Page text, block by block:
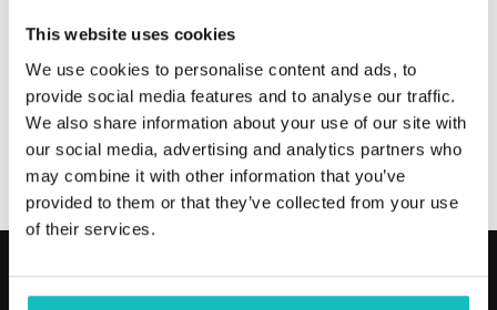
This website uses cookies
We use cookies to personalise content and ads, to
provide social media features and to analyse our traffic.
We also share information about your use of our site with
our social media, advertising and analytics partners who
may combine it with other information that you’ve
provided to them or that they’ve collected from your use
of their services.
rynkowych i przykładów wdrożeń.